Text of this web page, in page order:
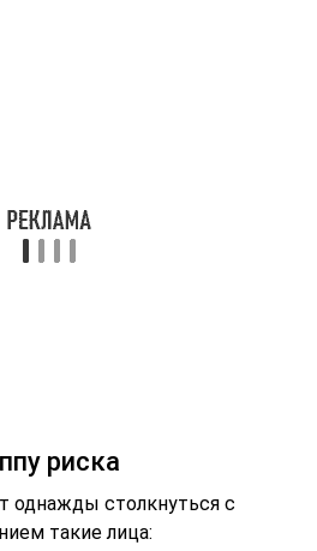
спортсмены;
находятся в группе